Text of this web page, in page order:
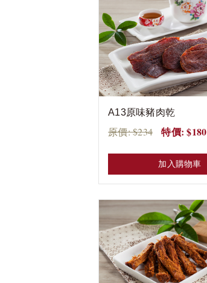
A13原味豬肉乾
原價: $234 特價: $180
加入購物車